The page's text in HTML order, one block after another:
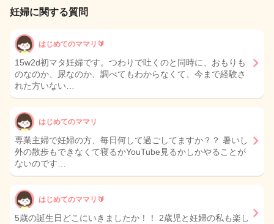
妊婦に関する質問
はじめてのママリ🔰
15w2d初マタ妊婦です。つわりで吐くのと同時に、おもりも
のなのか、尿なのか、調べてもわからなくて、今まで経験さ
れた方いない…
はじめてのママリ
専業主婦で妊婦の方、毎日何して過ごしてますか？？ 暑いし
外の散歩もできなくて寝るかYouTube見るかしかやることが
ないのです…
はじめてのママリ🔰
5歳の誕生日どこにいきましたか！！ 2歳児と妊婦の私も楽し